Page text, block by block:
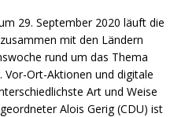
29. September 2020 läuft die
mit den Ländern
rund um das Thema
Ort-Aktionen und digitale
Art und Weise
Alois Gerig (CDU) ist